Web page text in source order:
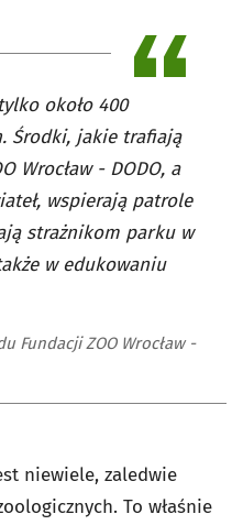
około 400
Środki, jakie trafiają
Wrocław - DODO, a
wspierają patrole
strażnikom parku w
w edukowaniu
Fundacji ZOO Wrocław -
niewiele, zaledwie
To właśnie